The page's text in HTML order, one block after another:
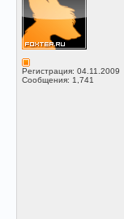
Регистрация: 04.11.2009
Сообщения: 1,741